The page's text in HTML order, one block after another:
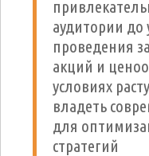
аудитории до
проведения
акций и
условиях
владеть
для
стратегий